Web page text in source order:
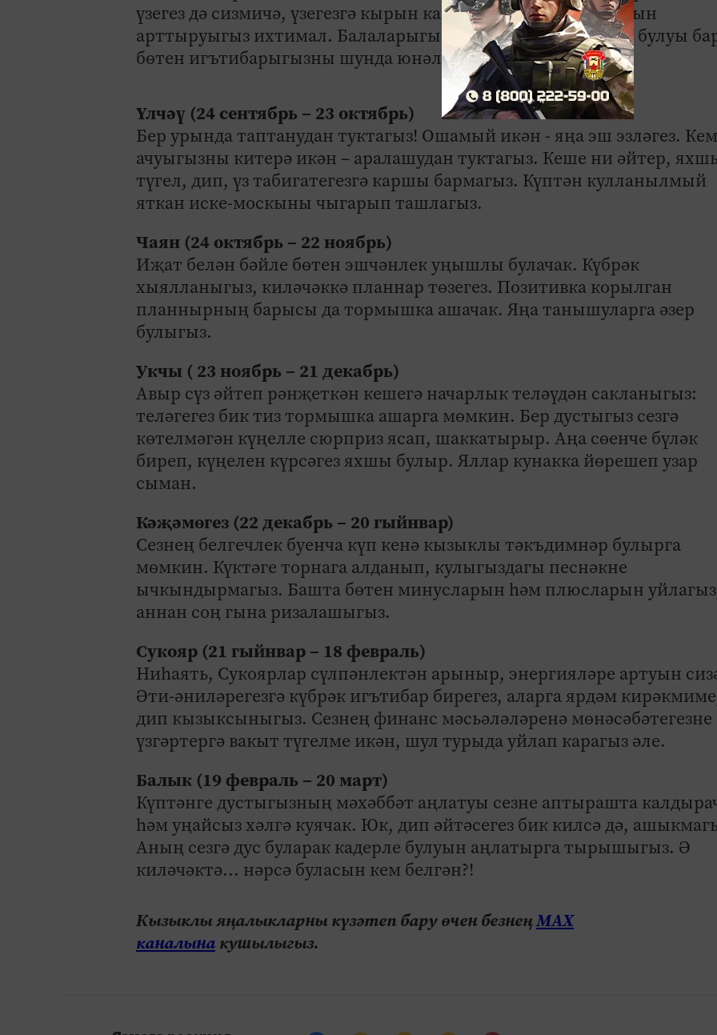
үзегез дә сизмичә, үзегезгә кырын караучы кешеләрнең санын
арттыруыгыз ихтимал. Балаларыгызга сезнең ярдәм кирәк булуы
бөтен игътибарыгызны шунда юнәлдерегез.
Үлчәү (24 сентябрь – 23 октябрь)
Бер урында таптанудан туктагыз! Ошамый икән - яңа эш эзләгез.
ачуыгызны китерә икән – аралашудан туктагыз. Кеше ни әйтер,
түгел, дип, үз табигатегезгә каршы бармагыз. Күптән кулланылмый
яткан иске-москыны чыгарып ташлагыз.
Чаян (24 октябрь – 22 ноябрь)
Иҗат белән бәйле бөтен эшчәнлек уңышлы булачак. Күбрәк
хыялланыгыз, киләчәккә планнар төзегез. Позитивка корылган
планнырның барысы да тормышка ашачак. Яңа танышуларга әзер
булыгыз.
Укчы ( 23 ноябрь – 21 декабрь)
Авыр сүз әйтеп рәнҗеткән кешегә начарлык теләүдән сакланыгыз:
теләгегез бик тиз тормышка ашарга мөмкин. Бер дустыгыз сезгә
көтелмәгән күңелле сюрприз ясап, шаккатырыр. Аңа сөенче бүләк
биреп, күңелен күрсәгез яхшы булыр. Яллар кунакка йөрешеп узар
сыман.
Кәҗәмөгез (22 декабрь – 20 гыйнвар)
Сезнең белгечлек буенча күп кенә кызыклы тәкъдимнәр булырга
мөмкин. Күктәге торнага алданып, кулыгыздагы песнәкне
ычкындырмагыз. Башта бөтен минусларын һәм плюсларын
аннан соң гына ризалашыгыз.
Сукояр (21 гыйнвар – 18 февраль)
Ниһаять, Сукоярлар сүлпәнлектән арыныр, энергияләре артуын
Әти-әниләрегезгә күбрәк игътибар бирегез, аларга ярдәм
дип кызыксыныгыз. Сезнең финанс мәсьәләләренә мөнәсәбәтегезне
үзгәртергә вакыт түгелме икән, шул турыда уйлап карагыз әле.
Балык (19 февраль – 20 март)
Күптәнге дустыгызның мәхәббәт аңлатуы сезне аптырашта
һәм уңайсыз хәлгә куячак. Юк, дип әйтәсегез бик килсә дә,
Аның сезгә дус буларак кадерле булуын аңлатырга тырышыгыз. Ә
киләчәктә... нәрсә буласын кем белгән?!
Кызыклы яңалыкларны күзәтеп бару өчен безнеңМАХ
каналына кушылыгыз.